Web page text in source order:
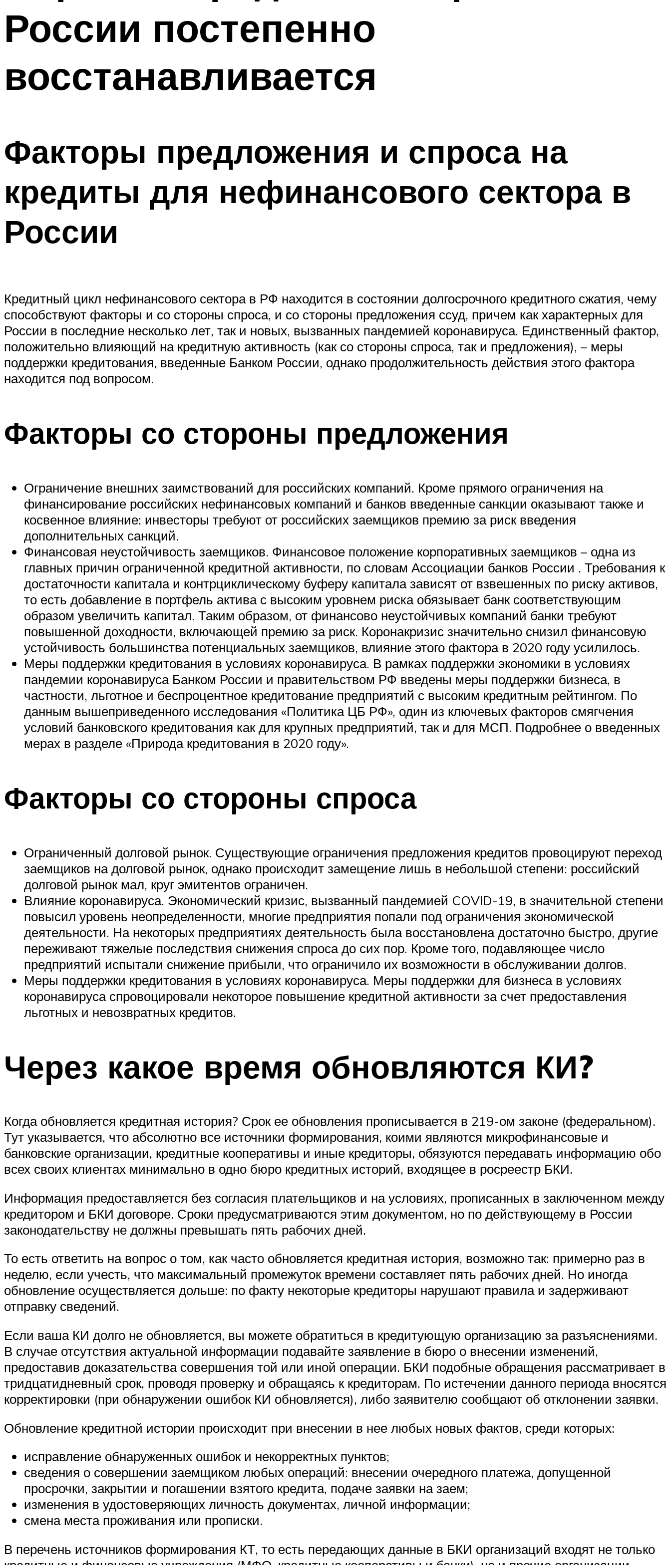
России постепенно
восстанавливается
Факторы предложения и спроса на
кредиты для нефинансового сектора в
России
Кредитный цикл нефинансового сектора в РФ находится в состоянии долгосрочного кредитного сжатия, чему
способствуют факторы и со стороны спроса, и со стороны предложения ссуд, причем как характерных для
России в последние несколько лет, так и новых, вызванных пандемией коронавируса. Единственный фактор,
положительно влияющий на кредитную активность (как со стороны спроса, так и предложения), – меры
поддержки кредитования, введенные Банком России, однако продолжительность действия этого фактора
находится под вопросом.
Факторы со стороны предложения
Ограничение внешних заимствований для российских компаний. Кроме прямого ограничения на
финансирование российских нефинансовых компаний и банков введенные санкции оказывают также и
косвенное влияние: инвесторы требуют от российских заемщиков премию за риск введения
дополнительных санкций.
Финансовая неустойчивость заемщиков. Финансовое положение корпоративных заемщиков – одна из
главных причин ограниченной кредитной активности, по словам Ассоциации банков России . Требования к
достаточности капитала и контрциклическому буферу капитала зависят от взвешенных по риску активов,
то есть добавление в портфель актива с высоким уровнем риска обязывает банк соответствующим
образом увеличить капитал. Таким образом, от финансово неустойчивых компаний банки требуют
повышенной доходности, включающей премию за риск. Коронакризис значительно снизил финансовую
устойчивость большинства потенциальных заемщиков, влияние этого фактора в 2020 году усилилось.
Меры поддержки кредитования в условиях коронавируса. В рамках поддержки экономики в условиях
пандемии коронавируса Банком России и правительством РФ введены меры поддержки бизнеса, в
частности, льготное и беспроцентное кредитование предприятий с высоким кредитным рейтингом. По
данным вышеприведенного исследования «Политика ЦБ РФ», один из ключевых факторов смягчения
условий банковского кредитования как для крупных предприятий, так и для МСП. Подробнее о введенных
мерах в разделе «Природа кредитования в 2020 году».
Факторы со стороны спроса
Ограниченный долговой рынок. Существующие ограничения предложения кредитов провоцируют переход
заемщиков на долговой рынок, однако происходит замещение лишь в небольшой степени: российский
долговой рынок мал, круг эмитентов ограничен.
Влияние коронавируса. Экономический кризис, вызванный пандемией COVID-19, в значительной степени
повысил уровень неопределенности, многие предприятия попали под ограничения экономической
деятельности. На некоторых предприятиях деятельность была восстановлена достаточно быстро, другие
переживают тяжелые последствия снижения спроса до сих пор. Кроме того, подавляющее число
предприятий испытали снижение прибыли, что ограничило их возможности в обслуживании долгов.
Меры поддержки кредитования в условиях коронавируса. Меры поддержки для бизнеса в условиях
коронавируса спровоцировали некоторое повышение кредитной активности за счет предоставления
льготных и невозвратных кредитов.
Через какое время обновляются КИ?
Когда обновляется кредитная история? Срок ее обновления прописывается в 219-ом законе (федеральном).
Тут указывается, что абсолютно все источники формирования, коими являются микрофинансовые и
банковские организации, кредитные кооперативы и иные кредиторы, обязуются передавать информацию обо
всех своих клиентах минимально в одно бюро кредитных историй, входящее в росреестр БКИ.
Информация предоставляется без согласия плательщиков и на условиях, прописанных в заключенном между
кредитором и БКИ договоре. Сроки предусматриваются этим документом, но по действующему в России
законодательству не должны превышать пять рабочих дней.
То есть ответить на вопрос о том, как часто обновляется кредитная история, возможно так: примерно раз в
неделю, если учесть, что максимальный промежуток времени составляет пять рабочих дней. Но иногда
обновление осуществляется дольше: по факту некоторые кредиторы нарушают правила и задерживают
отправку сведений.
Если ваша КИ долго не обновляется, вы можете обратиться в кредитующую организацию за разъяснениями.
В случае отсутствия актуальной информации подавайте заявление в бюро о внесении изменений,
предоставив доказательства совершения той или иной операции. БКИ подобные обращения рассматривает в
тридцатидневный срок, проводя проверку и обращаясь к кредиторам. По истечении данного периода вносятся
корректировки (при обнаружении ошибок КИ обновляется), либо заявителю сообщают об отклонении заявки.
Обновление кредитной истории происходит при внесении в нее любых новых фактов, среди которых:
исправление обнаруженных ошибок и некорректных пунктов;
сведения о совершении заемщиком любых операций: внесении очередного платежа, допущенной
просрочки, закрытии и погашении взятого кредита, подаче заявки на заем;
изменения в удостоверяющих личность документах, личной информации;
смена места проживания или прописки.
В перечень источников формирования КТ, то есть передающих данные в БКИ организаций входят не только